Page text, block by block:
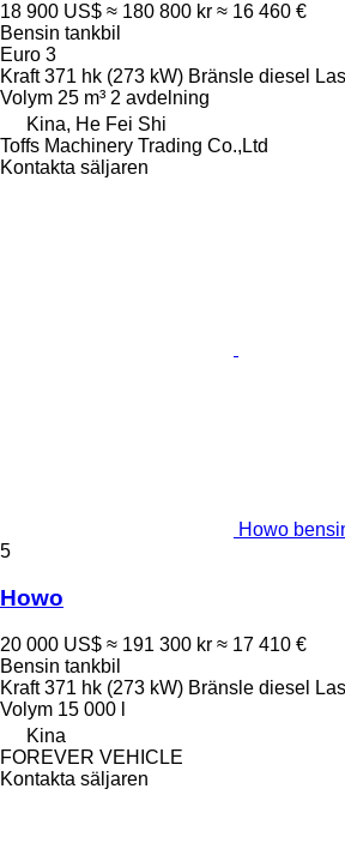
18 900 US$ ≈ 180 800 kr ≈ 16 460 €
Bensin tankbil
Euro 3
Kraft 371 hk (273 kW) Bränsle diesel
Volym 25 m³ 2 avdelning
Kina, He Fei Shi
Toffs Machinery Trading Co.,Ltd
Kontakta säljaren
Howo
5
Howo
20 000 US$ ≈ 191 300 kr ≈ 17 410 €
Bensin tankbil
Kraft 371 hk (273 kW) Bränsle diesel
Volym 15 000 l
Kina
FOREVER VEHICLE
Kontakta säljaren